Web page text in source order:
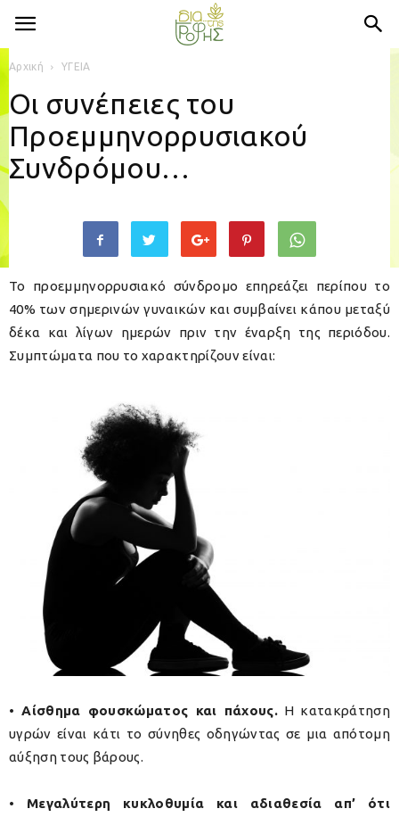
Αρχική ΥΓΕΙΑ
Οι συνέπειες του
Προεμμηνορρυσιακού
Συνδρόμου…
Το προεμμηνορρυσιακό σύνδρομο επηρεάζει περίπου το
40% των σημερινών γυναικών και συμβαίνει κάπου μεταξύ
δέκα και λίγων ημερών πριν την έναρξη της περιόδου.
Συμπτώματα που το χαρακτηρίζουν είναι:
• Αίσθημα φουσκώματος και πάχους.Η κατακράτηση
υγρών είναι κάτι το σύνηθες οδηγώντας σε μια απότομη
αύξηση τους βάρους.
• Μεγαλύτερη κυκλοθυμία και αδιαθεσία απ’ ότι